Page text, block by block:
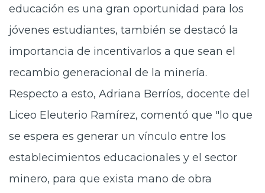
educación es una gran oportunidad para los
jóvenes estudiantes, también se destacó la
importancia de incentivarlos a que sean el
recambio generacional de la minería.
Respecto a esto, Adriana Berríos, docente del
Liceo Eleuterio Ramírez, comentó que "lo que
se espera es generar un vínculo entre los
establecimientos educacionales y el sector
minero, para que exista mano de obra